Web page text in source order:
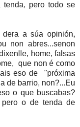
pero todo se
a súa opinión,
non abres...senon
home, falsas
que non é como
eso de "próxima
de barrio, non?...Eu
o que buscabas?
o de tenda de